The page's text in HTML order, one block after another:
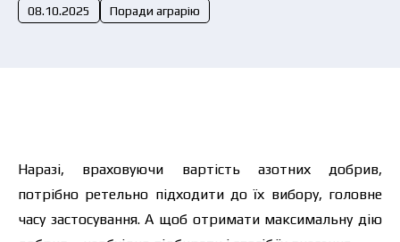
08.10.2025 Поради аграрію
Наразі, враховуючи вартість азотних добрив,
потрібно ретельно підходити до їх вибору, головне
часу застосування. А щоб отримати максимальну дію